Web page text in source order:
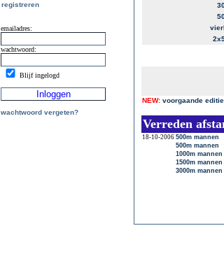
registreren
emailadres:
wachtwoord:
Blijf ingelogd
wachtwoord vergeten?
NEW: voorgaande
Verreden
18-10-2006 500m mannen
500m mannen
1000m mannen
1500m mannen
3000m mannen